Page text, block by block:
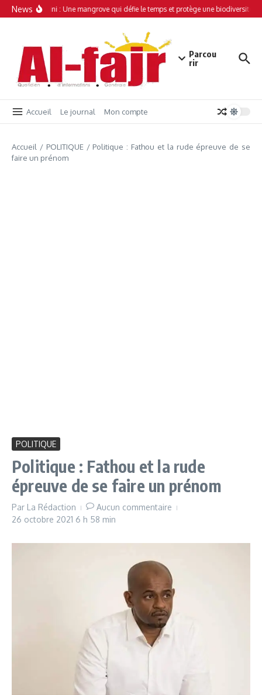
Aller au contenu
News
Simamboini : Une mangrove qui défie le temps et protège une biodiversité
Parcou
rir
Accueil Le journal Mon compte
Accueil / POLITIQUE/ Politique : Fathou et la rude épreuve de se
faire un prénom
POLITIQUE
Politique : Fathou et la rude
épreuve de se faire un prénom
Par La Rédaction
Aucun commentaire
26 octobre 2021 6 h 58 min